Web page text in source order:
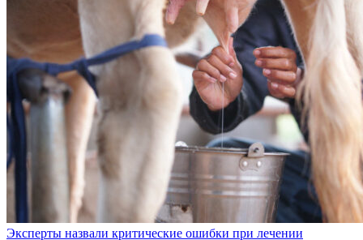
Эксперты назвали критические ошибки при лечении